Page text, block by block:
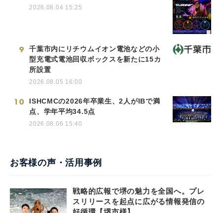
2026.08.04 15:25
9
千葉市内にリチウムイオン電池などの小
型充電式電池回収ボックスを新たに15カ
所設置
2026.08.05 16:00
10
ISHCMCの2026年卒業生、2人がIBで満
点、学年平均34.5点
2026.08.06 15:40
お客様の声・活用事例
戦略的広報で堺の魅力を全国へ。プレ
スリリースを起点に広がる情報発信の